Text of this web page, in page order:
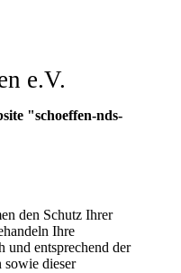
e.V.
"schoeffen-nds-
den Schutz Ihrer
Ihre
und entsprechend der
sowie dieser